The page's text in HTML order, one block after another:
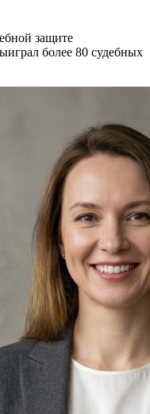
защите
более 80 судебных